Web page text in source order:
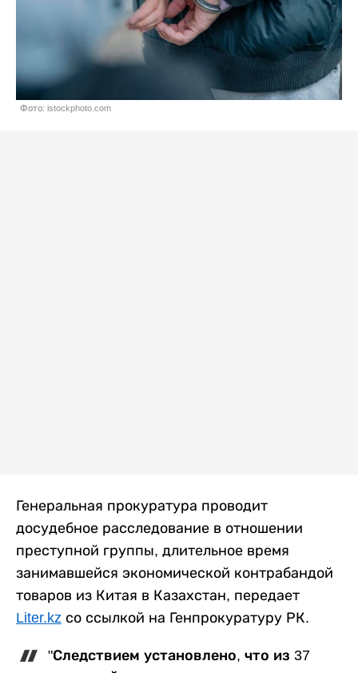
Фото: istockphoto.com
Генеральная прокуратура проводит
досудебное расследование в отношении
преступной группы, длительное время
занимавшейся экономической контрабандой
товаров из Китая в Казахстан, передает
Liter.kz со ссылкой на Генпрокуратуру РК.
"Следствием установлено, что из 37